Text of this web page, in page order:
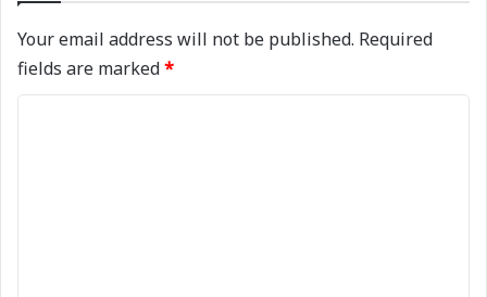
Your email address will not be published. Required
fields are marked*